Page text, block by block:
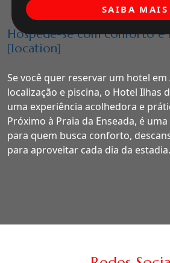
Hospede-se com conforto e
[location]
Se você quer reservar um hotel
localização e piscina, o Hotel Ilhas
uma experiência acolhedora e
Próximo à Praia da Enseada, é
para quem busca conforto,
para aproveitar cada dia da estadia.
SAIBA MAIS